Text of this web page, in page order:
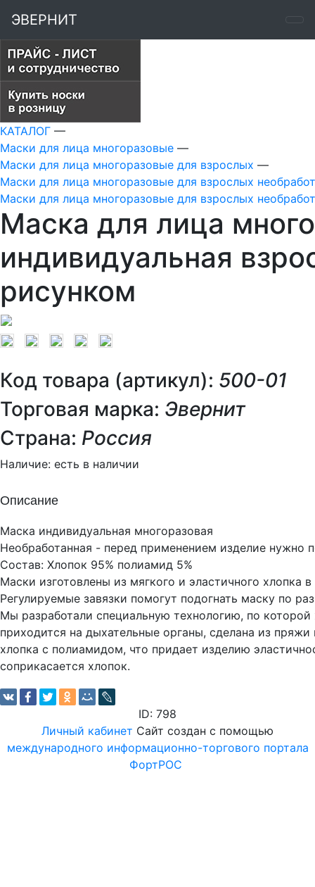
ЭВЕРНИТ
КАТАЛОГ —
Маски для лица многоразовые —
Маски для лица многоразовые для взрослых —
Маски для лица многоразовые для взрослых
Маски для лица многоразовые для взрослых
Маска для лица
индивидуальная
рисунком
Код товара (артикул): 500-01
Торговая марка: Эвернит
Страна: Россия
Наличие: есть в наличии
Описание
Маска индивидуальная многоразовая
Необработанная - перед применением изделие нужно
Состав: Хлопок 95% полиамид 5%
Маски изготовлены из мягкого и эластичного хлопка
Регулируемые завязки помогут подогнать маску по
Мы разработали специальную технологию, по которой
приходится на дыхательные органы, сделана из
хлопка с полиамидом, что придает изделию
соприкасается хлопок.
ID: 798
Личный кабинет Сайт создан с помощью
международного информационно-торгового портала
ФортРОС